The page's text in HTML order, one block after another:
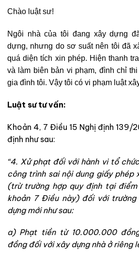
Chào luật sư!
Ngôi nhà của tôi đang xây dựng
dựng, nhưng do sơ suất nên tôi đã
quá diện tích xin phép. Hiện thanh
và làm biên bản vi phạm, đình chỉ
gia đình tôi. Vậy tôi có vi phạm luật
Luật sư tư vấn:
Khoản 4, 7 Điều 15 Nghị định 139/
định như sau:
“4. Xử phạt đối với hành vi tổ
công trình sai nội dung giấy phép
(trừ trường hợp quy định tại
khoản 7 Điều này) đối với
dựng mới như sau:
a) Phạt tiền từ 10.000.000
đồng đối với xây dựng nhà ở riêng